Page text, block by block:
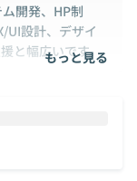
開発、HP制
UI設計、デザイ
と幅広いです。
ロントエンドと
ながらプロジェ
もっと見る